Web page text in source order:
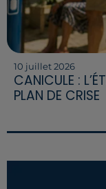
10 juillet 2026
CANICULE :
PLAN DE CRISE